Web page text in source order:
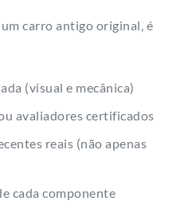
carro antigo original, é
(visual e mecânica)
avaliadores certificados
reais (não apenas
cada componente